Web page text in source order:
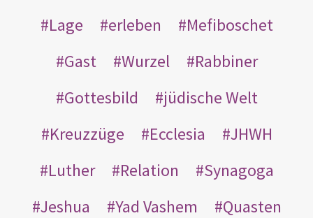
Lage
erleben
Mefiboschet
Gast
Wurzel
Rabbiner
Gottesbild
jüdische Welt
Kreuzzüge
Ecclesia
JHWH
Luther
Relation
Synagoga
Jeshua
Yad Vashem
Quasten